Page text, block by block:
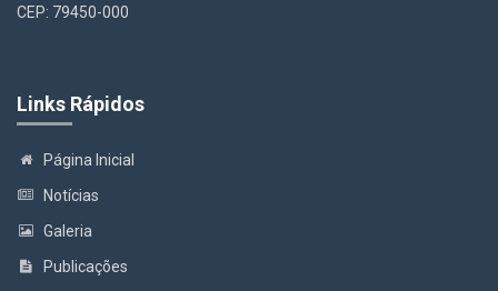
CEP: 79450-000
Links Rápidos
Página Inicial
Notícias
Galeria
Publicações